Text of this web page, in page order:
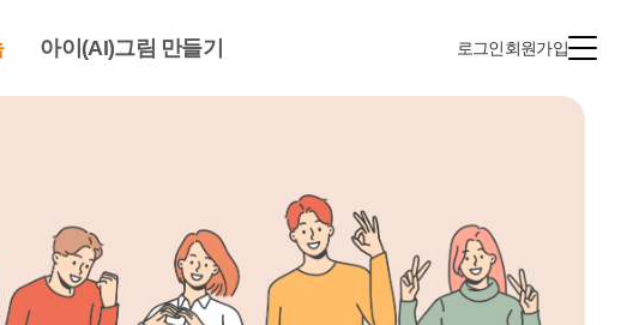
아이(AI)그림 만들기 로그인회원가입